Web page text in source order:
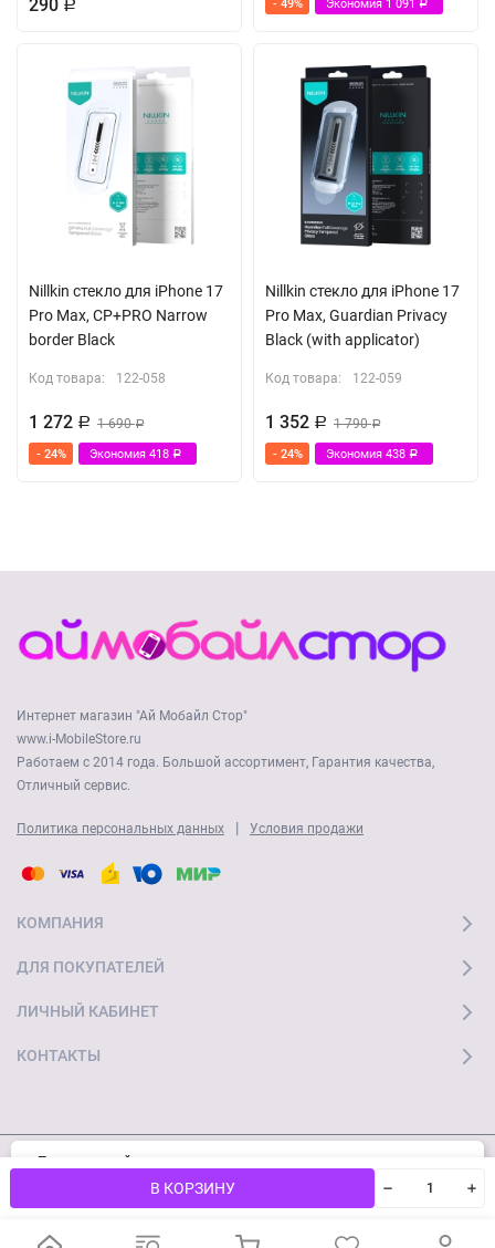
В КОРЗИНУ
290 Р - 49% Экономия 1 091 Р
Nillkin стекло для iPhone 17
Pro Max, CP+PRO Narrow
border Black
Код товара: 122-058
1 272 Р 1 690Р
- 24% Экономия 418 Р
Nillkin стекло для iPhone 17
Pro Max, Guardian Privacy
Black (with applicator)
Код товара: 122-059
1 352 Р 1 790Р
- 24% Экономия 438 Р
Интернет магазин "Ай Мобайл Стор"
www.i-MobileStore.ru
Работаем с 2014 года. Большой ассортимент, Гарантия качества,
Отличный сервис.
Политика персональных данных | Условия продажи
КОМПАНИЯ
ДЛЯ ПОКУПАТЕЛЕЙ
ЛИЧНЫЙ КАБИНЕТ
КОНТАКТЫ
© 2026 "Ай Мобайл Стор" Все права защищены
Пользуясь сайтом, вы соглашаетесь с
конфиденциальности.